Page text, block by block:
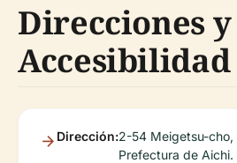
Direcciones y
Accesibilidad
Dirección:2-54 Meigetsu-
Prefectura de Aichi.